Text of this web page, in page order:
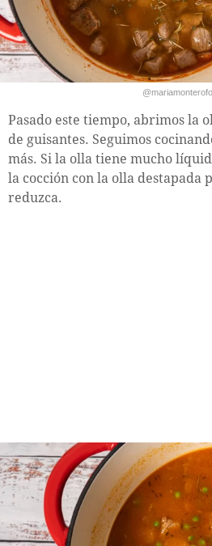
Pasado este tiempo, abrimos la
de guisantes. Seguimos
más. Si la olla tiene mucho
la cocción con la olla destapada
reduzca.